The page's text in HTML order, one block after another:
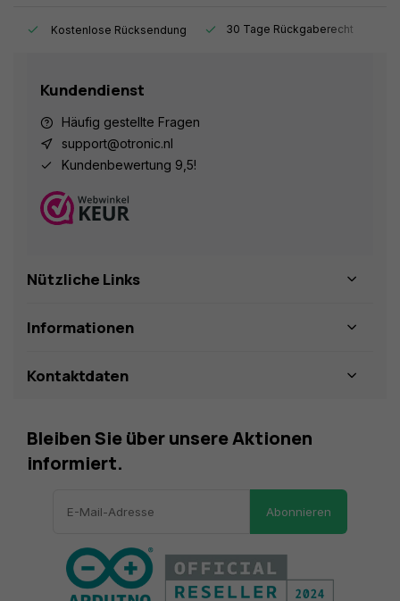
Kostenlose Rücksendung 30 Tage Rückgaberecht
Kundendienst
Häufig gestellte Fragen
support@otronic.nl
Kundenbewertung 9,5!
Nützliche Links
Informationen
Kontaktdaten
Bleiben Sie über unsere Aktionen
informiert.
Abonnieren